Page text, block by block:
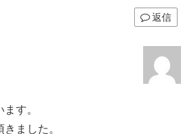
返信
す。
ました。